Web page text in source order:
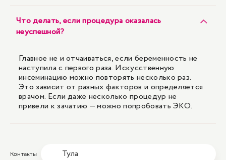
Что делать, если процедура оказалась
неуспешной?
Главное не и отчаиваться, если беременность не
наступила с первого раза. Искусственную
инсеминацию можно повторять несколько раз.
Это зависит от разных факторов и определяется
врачом. Если даже несколько процедур не
привели к зачатию — можно попробовать ЭКО.
Контакты Тула